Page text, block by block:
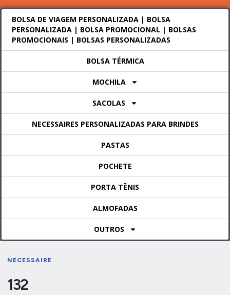
BOLSA DE VIAGEM PERSONALIZADA | BOLSA
PERSONALIZADA | BOLSA PROMOCIONAL | BOLSAS
PROMOCIONAIS | BOLSAS PERSONALIZADAS
BOLSA TÉRMICA
MOCHILA
SACOLAS
NECESSAIRES PERSONALIZADAS PARA BRINDES
PASTAS
POCHETE
PORTA TÊNIS
ALMOFADAS
OUTROS
NECESSAIRE
132